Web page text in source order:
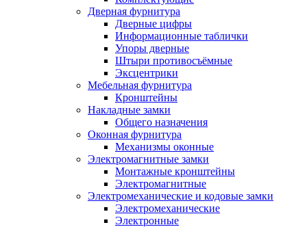
Дверная фурнитура
Дверные цифры
Информационные таблички
Упоры дверные
Штыри противосъёмные
Эксцентрики
Мебельная фурнитура
Кронштейны
Накладные замки
Общего назначения
Оконная фурнитура
Механизмы оконные
Электромагнитные замки
Монтажные кронштейны
Электромагнитные
Электромеханические и кодовые замки
Электромеханические
Электронные